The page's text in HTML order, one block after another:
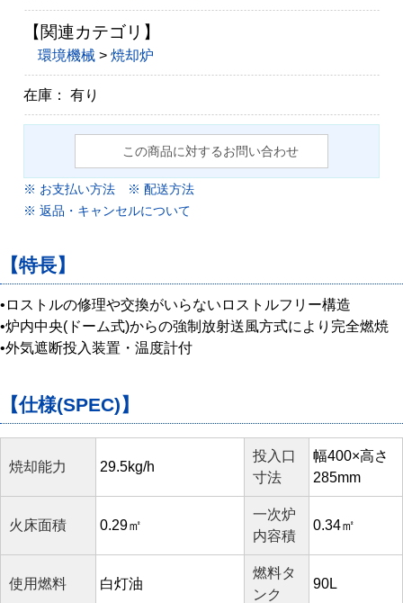
【関連カテゴリ】
環境機械 >焼却炉
在庫： 有り
この商品に対するお問い合わせ
※ お支払い方法
※ 配送方法
※ 返品・キャンセルについて
【特長】
•ロストルの修理や交換がいらないロストルフリー構造
•炉内中央(ドーム式)からの強制放射送風方式により完全燃焼
•外気遮断投入装置・温度計付
【仕様(SPEC)】
焼却能力 29.5kg/h
投入口
寸法
幅400×高さ
285mm
火床面積 0.29㎡
一次炉
内容積
0.34㎡
使用燃料 白灯油
燃料タ
ンク
90L